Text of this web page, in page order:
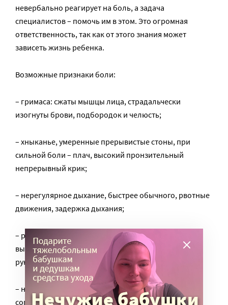
невербально реагирует на боль, а задача
специалистов – помочь им в этом. Это огромная
ответственность, так как от этого знания может
зависеть жизнь ребенка.
Возможные признаки боли:
– гримаса: сжаты мышцы лица, страдальчески
изогнуты брови, подбородок и челюсть;
– хныканье, умеренные прерывистые стоны, при
сильной боли – плач, высокий пронзительный
непрерывный крик;
– нерегулярное дыхание, быстрее обычного, рвотные
движения, задержка дыхания;
– руки напряжены, могут быть в согнутом или
выпрямленном положении, быстрые движения
руками, сгибание рук;
– напряженные ноги, которые тоже могут быть
согнутыми или прямыми, сгибание ног;